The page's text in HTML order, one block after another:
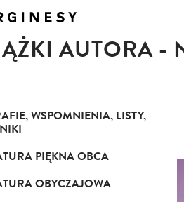
AUTORA -
WSPOMNIENIA, LISTY,
PIĘKNA OBCA
OBYCZAJOWA